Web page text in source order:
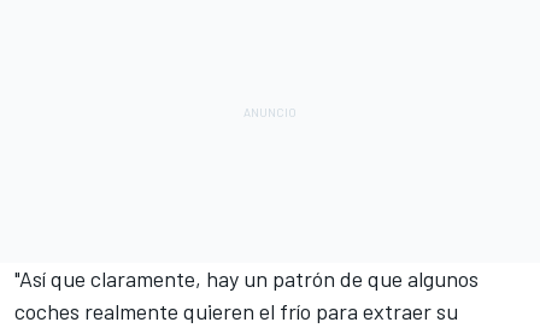
"Así que claramente, hay un patrón de que algunos
coches realmente quieren el frío para extraer su